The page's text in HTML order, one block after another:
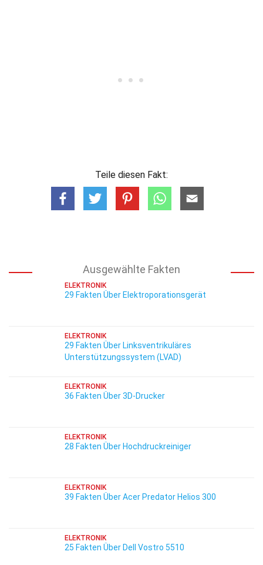
Teile diesen Fakt:
Ausgewählte Fakten
ELEKTRONIK
29 Fakten Über Elektroporationsgerät
ELEKTRONIK
29 Fakten Über Linksventrikuläres
Unterstützungssystem (LVAD)
ELEKTRONIK
36 Fakten Über 3D-Drucker
ELEKTRONIK
28 Fakten Über Hochdruckreiniger
ELEKTRONIK
39 Fakten Über Acer Predator Helios 300
ELEKTRONIK
25 Fakten Über Dell Vostro 5510